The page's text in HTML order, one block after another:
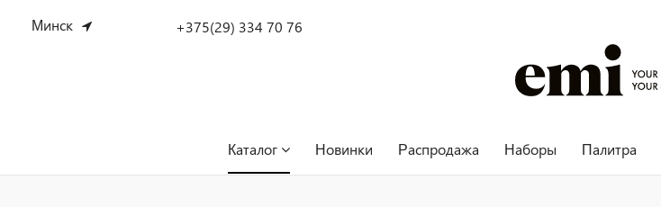
Минск +375(29) 334 70 76
Каталог Новинки Распродажа Наборы Палитра